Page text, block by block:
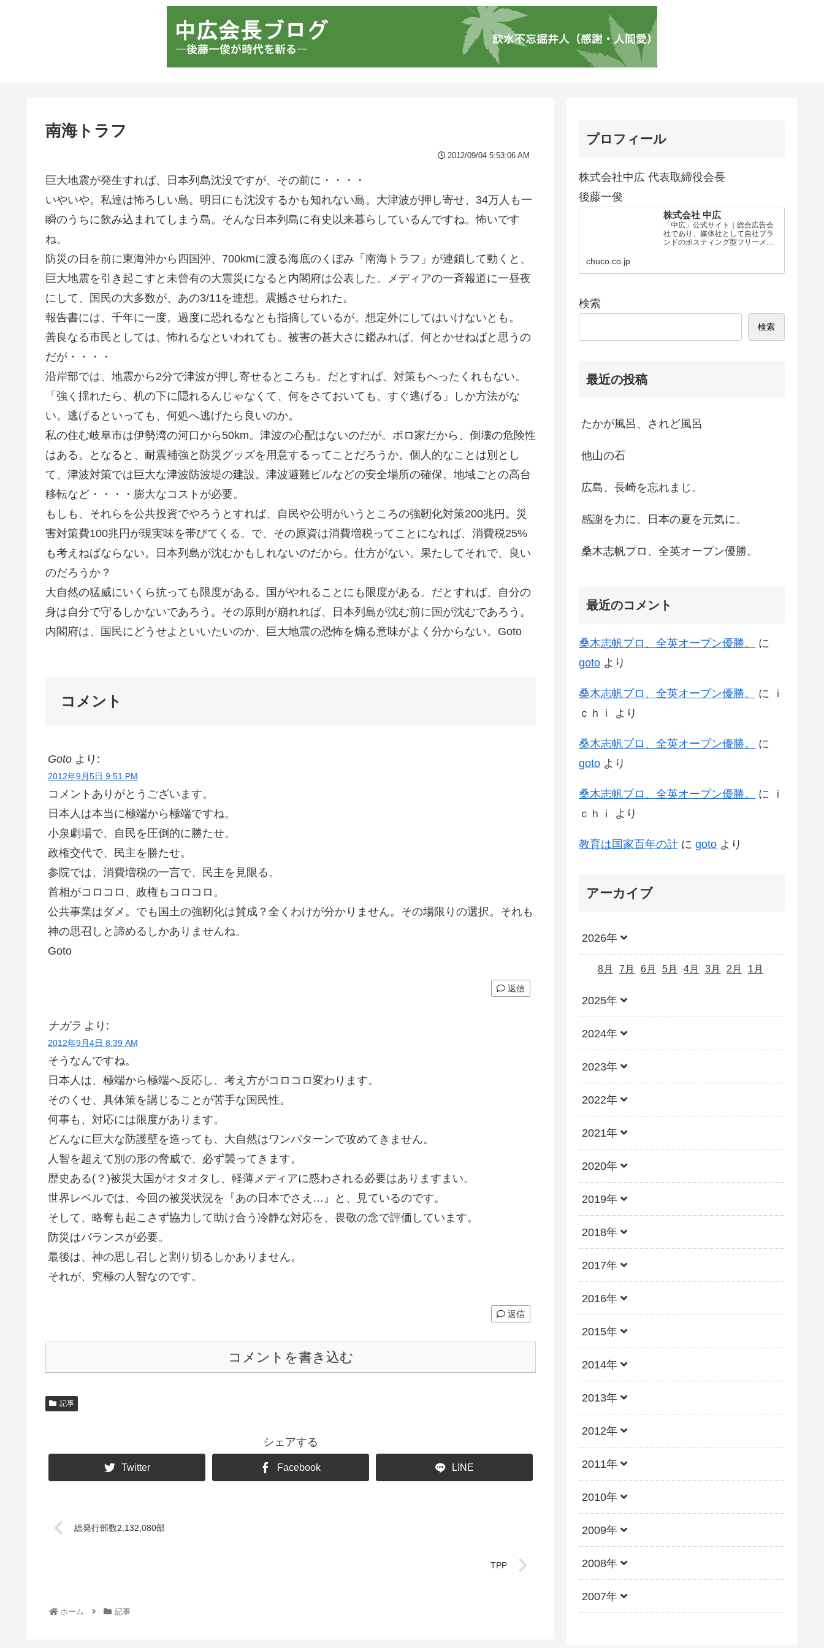
南海トラフ
2012/09/04 5:53:06 AM
巨大地震が発生すれば、日本列島沈没ですが、その前に・・・・
いやいや。私達は怖ろしい島。明日にも沈没するかも知れない島。大津波が押し寄せ、34万人も一
瞬のうちに飲み込まれてしまう島。そんな日本列島に有史以来暮らしているんですね。怖いです
ね。
防災の日を前に東海沖から四国沖、700kmに渡る海底のくぼみ「南海トラフ」が連鎖して動くと、
巨大地震を引き起こすと未曾有の大震災になると内閣府は公表した。メディアの一斉報道に一昼夜
にして、国民の大多数が、あの3/11を連想。震撼させられた。
報告書には、千年に一度。過度に恐れるなとも指摘しているが。想定外にしてはいけないとも。
善良なる市民としては、怖れるなといわれても。被害の甚大さに鑑みれば、何とかせねばと思うの
だが・・・・
沿岸部では、地震から2分で津波が押し寄せるところも。だとすれば、対策もへったくれもない。
「強く揺れたら、机の下に隠れるんじゃなくて、何をさておいても、すぐ逃げる」しか方法がな
い。逃げるといっても、何処へ逃げたら良いのか。
私の住む岐阜市は伊勢湾の河口から50km。津波の心配はないのだが。ボロ家だから、倒壊の危険性
はある。となると、耐震補強と防災グッズを用意するってことだろうか。個人的なことは別とし
て、津波対策では巨大な津波防波堤の建設。津波避難ビルなどの安全場所の確保。地域ごとの高台
移転など・・・・膨大なコストが必要。
もしも、それらを公共投資でやろうとすれば、自民や公明がいうところの強靭化対策200兆円。災
害対策費100兆円が現実味を帯びてくる。で、その原資は消費増税ってことになれば、消費税25%
も考えねばならない。日本列島が沈むかもしれないのだから。仕方がない。果たしてそれで、良い
のだろうか？
大自然の猛威にいくら抗っても限度がある。国がやれることにも限度がある。だとすれば、自分の
身は自分で守るしかないであろう。その原則が崩れれば、日本列島が沈む前に国が沈むであろう。
内閣府は、国民にどうせよといいたいのか、巨大地震の恐怖を煽る意味がよく分からない。Goto
コメント
Goto より:
2012年9月5日 9:51 PM
コメントありがとうございます。
日本人は本当に極端から極端ですね。
小泉劇場で、自民を圧倒的に勝たせ。
政権交代で、民主を勝たせ。
参院では、消費増税の一言で、民主を見限る。
首相がコロコロ、政権もコロコロ。
公共事業はダメ。でも国土の強靭化は賛成？全くわけが分かりません。その場限りの選択。それも
神の思召しと諦めるしかありませんね。
Goto
返信
ナガラ より:
2012年9月4日 8:39 AM
そうなんですね。
日本人は、極端から極端へ反応し、考え方がコロコロ変わります。
そのくせ、具体策を講じることが苦手な国民性。
何事も、対応には限度があります。
どんなに巨大な防護壁を造っても、大自然はワンパターンで攻めてきません。
人智を超えて別の形の脅威で、必ず襲ってきます。
歴史ある(？)被災大国がオタオタし、軽薄メディアに惑わされる必要はありますまい。
世界レベルでは、今回の被災状況を『あの日本でさえ…』と、見ているのです。
そして、略奪も起こさず協力して助け合う冷静な対応を、畏敬の念で評価しています。
防災はバランスが必要。
最後は、神の思し召しと割り切るしかありません。
それが、究極の人智なのです。
返信
コメントを書き込む
記事
シェアする
Twitter Facebook LINE
総発行部数2,132,080部
TPP
ホーム 記事
プロフィール
株式会社中広 代表取締役会長
後藤一俊
株式会社 中広
「中広」公式サイト｜総合広告会
社であり、媒体社として自社ブラ
ンドのポスティング型フリーメデ
chuco.co.jp
検索
検索
最近の投稿
たかが風呂、されど風呂
他山の石
広島、長崎を忘れまじ。
感謝を力に、日本の夏を元気に。
桑木志帆プロ、全英オープン優勝。
最近のコメント
桑木志帆プロ、全英オープン優勝。
に
goto より
桑木志帆プロ、全英オープン優勝。 に
ｉ
ｃｈｉ
より
桑木志帆プロ、全英オープン優勝。
に
goto より
桑木志帆プロ、全英オープン優勝。 に
ｉ
ｃｈｉ
より
教育は国家百年の計 に goto より
アーカイブ
2026年
8月 7月 6月 5月 4月 3月 2月 1月
2025年
2024年
2023年
2022年
2021年
2020年
2019年
2018年
2017年
2016年
2015年
2014年
2013年
2012年
2011年
2010年
2009年
2008年
2007年